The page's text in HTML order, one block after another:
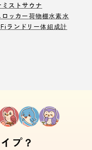
ミストサウナ
ッカー荷物棚水素水
ランドリー体組成計
プ？